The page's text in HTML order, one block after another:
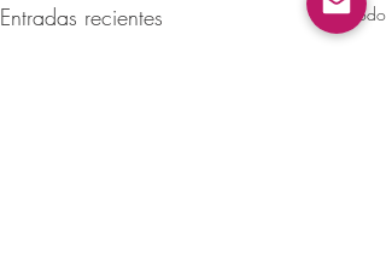
Entradas recientes Ver todo